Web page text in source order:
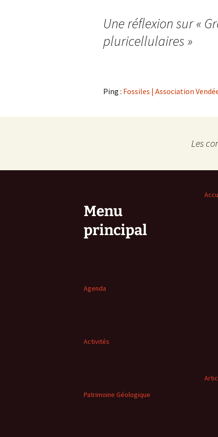
Une réflexion sur «
pluricellulaires»
Ping : Fossiles | Association
Les
Menu
principal
Agenda
Activités
Patrimoine Géologique